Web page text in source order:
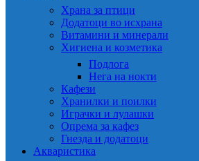
Храна за птици
Додатоци во исхрана
Витамини и минерали
Хигиена и козметика
Подлога
Нега на нокти
Кафези
Хранилки и поилки
Играчки и лулашки
Опрема за кафез
Гнезда и додатоци
Акваристика